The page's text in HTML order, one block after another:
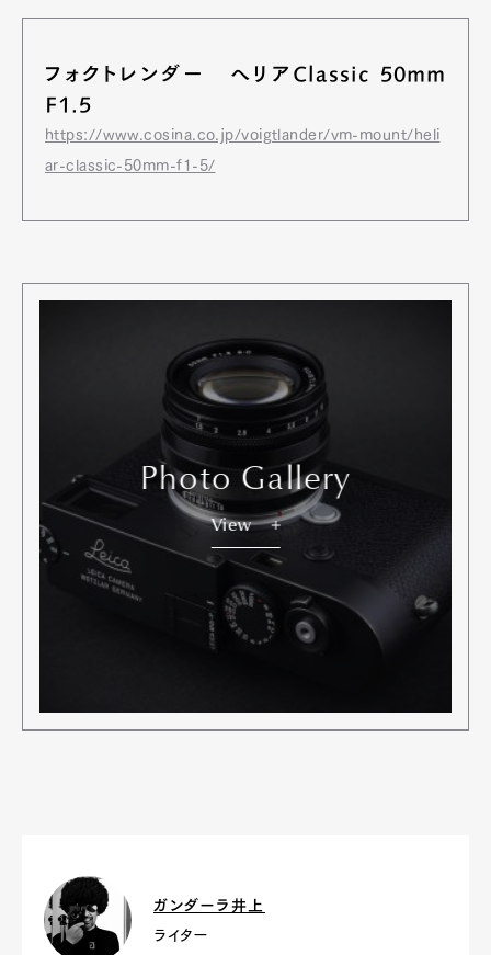
フォクトレンダー へリアClassic 50mm
F1.5
https://www.cosina.co.jp/voigtlander/vm-mount/heli
ar-classic-50mm-f1-5/
Photo Gallery
View
ガンダーラ井上
ライター